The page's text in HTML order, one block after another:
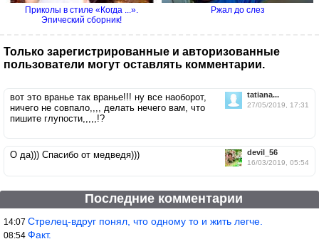
Приколы в стиле «Когда ...».
Эпический сборник!
Ржал до слез
Только зарегистрированные и авторизованные
пользователи могут оставлять комментарии.
tatiana...
27/05/2019, 17:31
вот это вранье так вранье!!! ну все наоборот,
ничего не совпало,,,, делать нечего вам, что
пишите глупости,,,,,!?
devil_56
16/03/2019, 05:54
О да))) Спасибо от медведя)))
Последние комментарии
14:07 Стрелец-вдруг понял, что одному то и жить легче.
08:54 Факт.